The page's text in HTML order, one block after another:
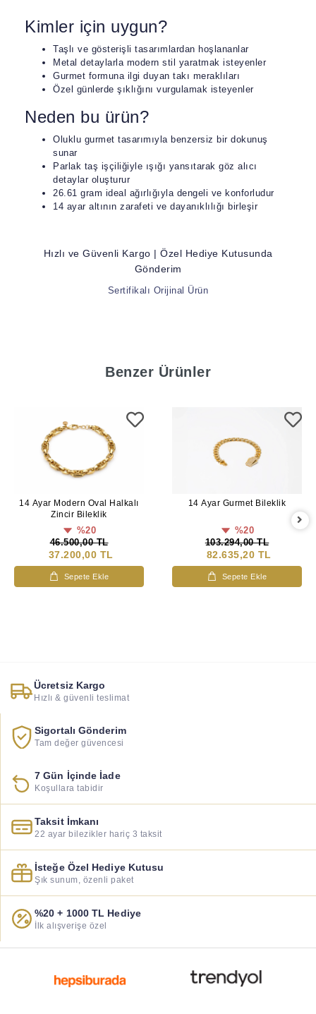
Kimler için uygun?
Taşlı ve gösterişli tasarımlardan hoşlananlar
Metal detaylarla modern stil yaratmak isteyenler
Gurmet formuna ilgi duyan takı meraklıları
Özel günlerde şıklığını vurgulamak isteyenler
Neden bu ürün?
Oluklu gurmet tasarımıyla benzersiz bir dokunuş
sunar
Parlak taş işçiliğiyle ışığı yansıtarak göz alıcı
detaylar oluşturur
26.61 gram ideal ağırlığıyla dengeli ve konforludur
14 ayar altının zarafeti ve dayanıklılığı birleşir
Hızlı ve Güvenli Kargo | Özel Hediye Kutusunda
Gönderim
Sertifikalı Orijinal Ürün
Benzer Ürünler
14 Ayar Modern Oval Halkalı
Zincir Bileklik
%20
46.500,00 TL
37.200,00 TL
Sepete Ekle
14 Ayar Gurmet Bileklik
%20
103.294,00 TL
82.635,20 TL
Sepete Ekle
Ücretsiz Kargo
Hızlı & güvenli teslimat
Sigortalı Gönderim
Tam değer güvencesi
7 Gün İçinde İade
Koşullara tabidir
Taksit İmkanı
22 ayar bilezikler hariç 3 taksit
İsteğe Özel Hediye Kutusu
Şık sunum, özenli paket
%20 + 1000 TL Hediye
İlk alışverişe özel